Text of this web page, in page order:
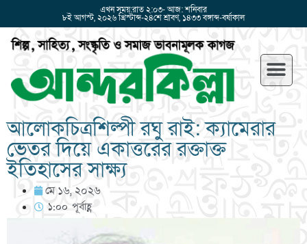
এখন সময়:রাত ২:০৩- আজ: শনিবার
৮ই আগস্ট, ২০২৬ খ্রিস্টাব্দ-২৪শে শ্রাবণ, ১৪৩৩ বঙ্গাব্দ-বর্ষাকাল
আলোকচিত্রশিল্পী রঘু রাই: ক্যামেরার
ভেতর দিয়ে একাত্তরের রক্তাক্ত
ইতিহাসের সাক্ষ্য
মে ১৬, ২০২৬
১:০০ পূর্বাহ্ণ